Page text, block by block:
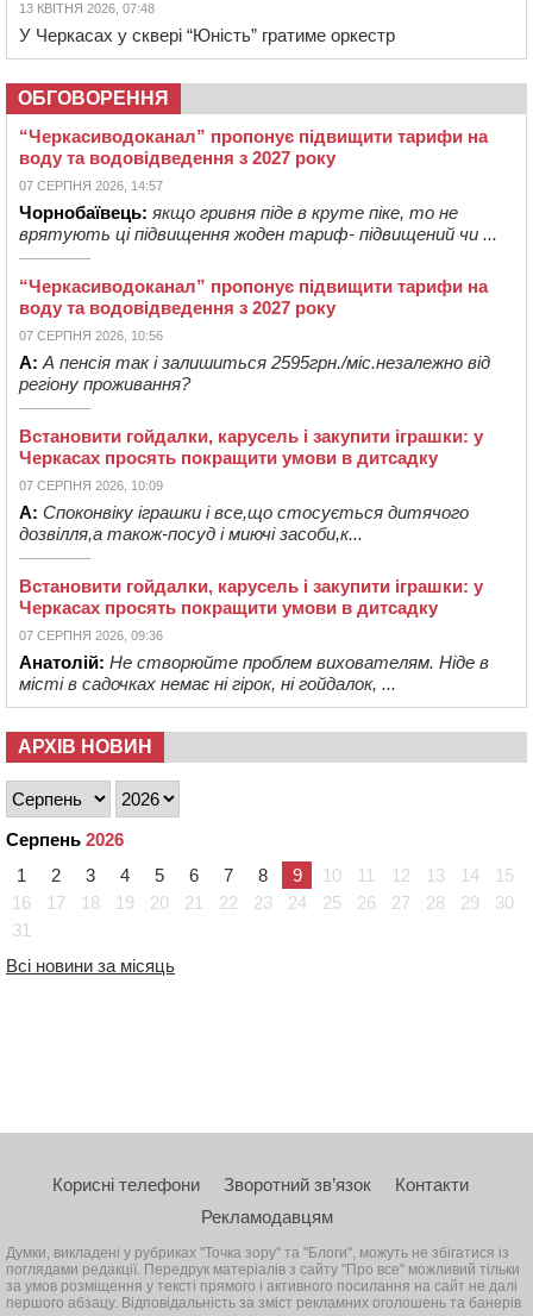
13 КВІТНЯ 2026, 07:48
У Черкасах у сквері “Юність” гратиме оркестр
ОБГОВОРЕННЯ
“Черкасиводоканал” пропонує підвищити тарифи на
воду та водовідведення з 2027 року
07 СЕРПНЯ 2026, 14:57
Чорнобаївець: якщо гривня піде в круте піке, то не
врятують ці підвищення жоден тариф- підвищений чи ...
“Черкасиводоканал” пропонує підвищити тарифи на
воду та водовідведення з 2027 року
07 СЕРПНЯ 2026, 10:56
А: А пенсія так і залишиться 2595грн./міс.незалежно від
регіону проживання?
Встановити гойдалки, карусель і закупити іграшки: у
Черкасах просять покращити умови в дитсадку
07 СЕРПНЯ 2026, 10:09
А: Споконвіку іграшки і все,що стосується дитячого
дозвілля,а також-посуд і миючі засоби,к...
Встановити гойдалки, карусель і закупити іграшки: у
Черкасах просять покращити умови в дитсадку
07 СЕРПНЯ 2026, 09:36
Анатолій: Не створюйте проблем вихователям. Ніде в
місті в садочках немає ні гірок, ні гойдалок, ...
АРХІВ НОВИН
Серпень 2026
1
2 3 4 5 6 7 8 9 10 11 12 13 14
15
16
17 18 19 20 21 22 23 24 25 26 27 28 29
30
31
Всі новини за місяць
Корисні телефони Зворотний зв’язок
Контакти
Рекламодавцям
Думки, викладені у рубриках "Точка зору" та "Блоги", можуть не збігатися із
поглядами редакції. Передрук матеріалів з сайту "Про все" можливий тільки
за умов розміщення у тексті прямого і активного посилання на сайт не далі
першого абзацу. Відповідальність за зміст рекламних оголошень та банерів